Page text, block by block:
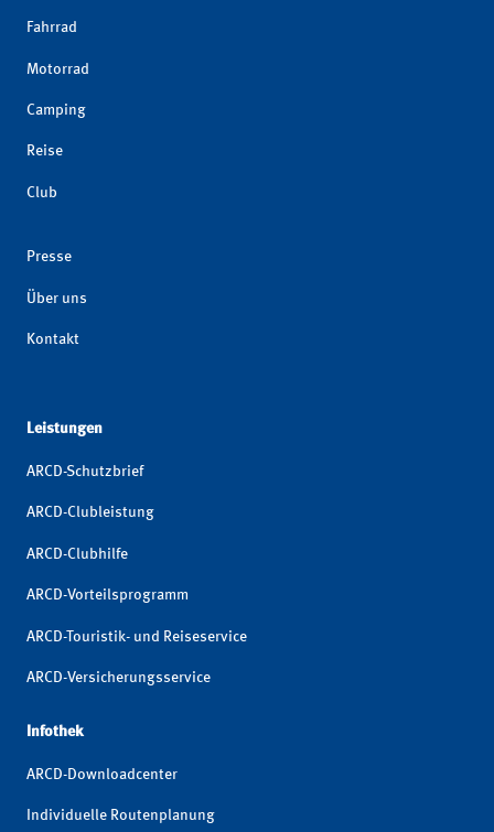
Fahrrad
Motorrad
Camping
Reise
Club
Presse
Über uns
Kontakt
Leistungen
ARCD-Schutzbrief
ARCD-Clubleistung
ARCD-Clubhilfe
ARCD-Vorteilsprogramm
ARCD-Touristik- und Reiseservice
ARCD-Versicherungsservice
Infothek
ARCD-Downloadcenter
Individuelle Routenplanung